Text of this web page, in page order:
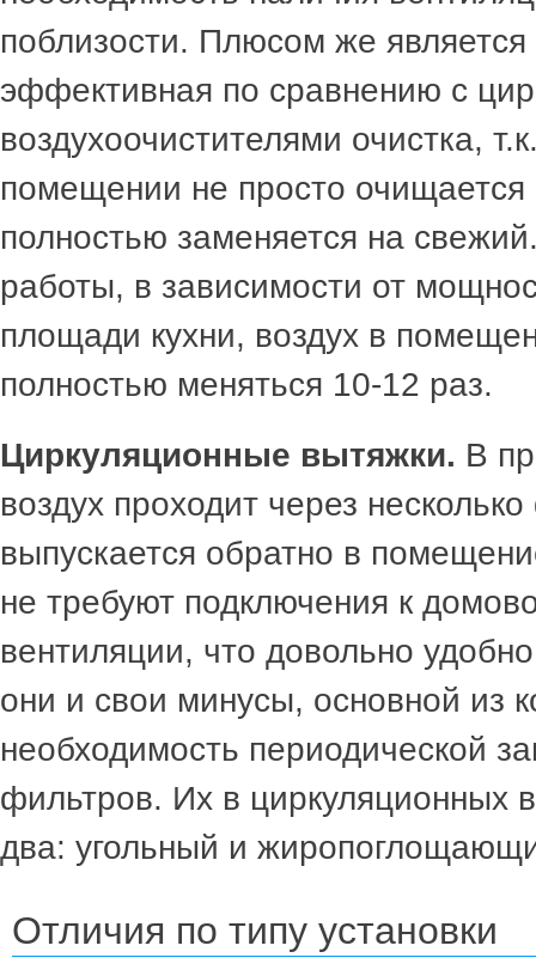
поблизости. Плюсом же является
эффективная по сравнению с
воздухоочистителями очистка,
помещении не просто
полностью заменяется на
работы, в зависимости от
площади кухни, воздух в
полностью меняться 10-12 раз.
Циркуляционные вытяжки. В
воздух проходит через
выпускается обратно в
не требуют подключения к
вентиляции, что довольно
они и свои минусы, основной из
необходимость периодической
фильтров. Их в циркуляционных
два: угольный и
Отличия по типу установки